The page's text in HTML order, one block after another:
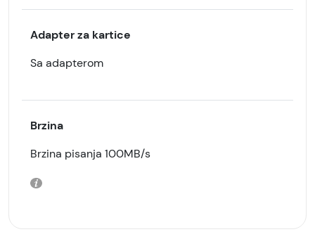
Adapter za kartice
Sa adapterom
Brzina
Brzina pisanja 100MB/s